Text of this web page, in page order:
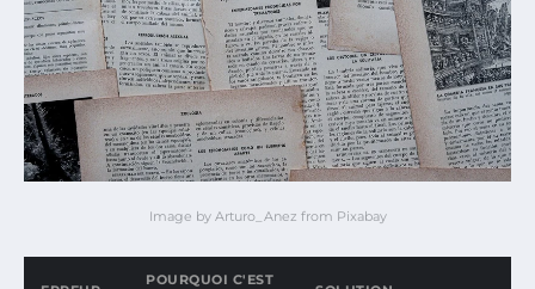
Image by Arturo_Anez from Pixabay
POURQUOI C'EST